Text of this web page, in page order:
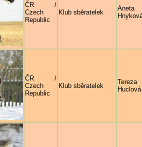
ČR /
Czech
Republic
Klub sběratelek
Aneta
ČR /
Czech
Republic
Klub sběratelek
Tereza
Huclová